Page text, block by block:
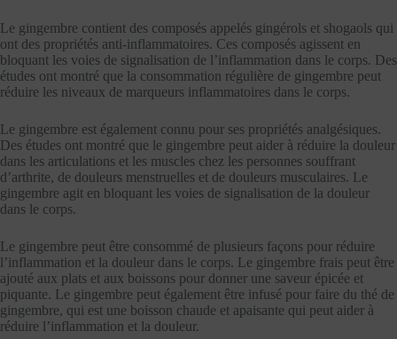
Le gingembre contient des composés appelés gingérols et shogaols qui
ont des propriétés anti-inflammatoires. Ces composés agissent en
bloquant les voies de signalisation de l’inflammation dans le corps. Des
études ont montré que la consommation régulière de gingembre peut
réduire les niveaux de marqueurs inflammatoires dans le corps.
Le gingembre est également connu pour ses propriétés analgésiques.
Des études ont montré que le gingembre peut aider à réduire la douleur
dans les articulations et les muscles chez les personnes souffrant
d’arthrite, de douleurs menstruelles et de douleurs musculaires. Le
gingembre agit en bloquant les voies de signalisation de la douleur
dans le corps.
Le gingembre peut être consommé de plusieurs façons pour réduire
l’inflammation et la douleur dans le corps. Le gingembre frais peut être
ajouté aux plats et aux boissons pour donner une saveur épicée et
piquante. Le gingembre peut également être infusé pour faire du thé de
gingembre, qui est une boisson chaude et apaisante qui peut aider à
réduire l’inflammation et la douleur.